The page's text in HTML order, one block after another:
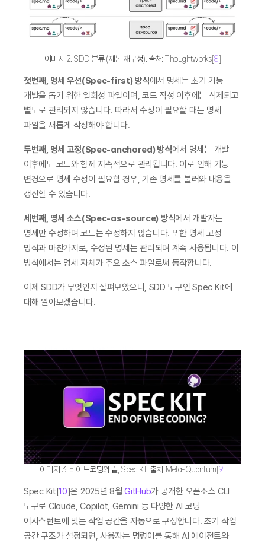
이미지 2. SDD 분류 (제논 재구성). 출처: Thoughtworks[8]
첫번째, 명세 우선(Spec-first) 방식에서 명세는 초기 기능
개발을 돕기 위한 일회성 파일이며, 코드 작성 이후에는 삭제되고
별도로 관리되지 않습니다. 따라서 수정이 필요할 때는 명세
파일을 새롭게 작성해야 합니다.
두번째, 명세 고정(Spec-anchored) 방식에서 명세는 개발
이후에도 코드와 함께 지속적으로 관리됩니다. 이로 인해 기능
변경으로 명세 수정이 필요할 경우, 기존 명세를 불러와 내용을
갱신할 수 있습니다.
세번째, 명세 소스(Spec-as-source) 방식에서 개발자는
명세만 수정하며 코드는 수정하지 않습니다. 또한 명세 고정
방식과 마찬가지로, 수정된 명세는 관리되며 계속 사용됩니다. 이
방식에서는 명세 자체가 주요 소스 파일로써 동작합니다.
이제 SDD가 무엇인지 살펴보았으니, SDD 도구인 Spec Kit에
대해 알아보겠습니다.
2. 스펙킷(Spec Kit)이란?
이미지 3. 바이브코딩의 끝, Spec Kit. 출처: Meta-Quantum[9]
Spec Kit[10]은 2025년 8월 GitHub가 공개한 오픈소스 CLI
도구로 Claude, Copilot, Gemini 등 다양한 AI 코딩
어시스턴트에 맞는 작업 공간을 자동으로 구성합니다. 초기 작업
공간 구조가 설정되면, 사용자는 명령어를 통해 AI 에이전트와